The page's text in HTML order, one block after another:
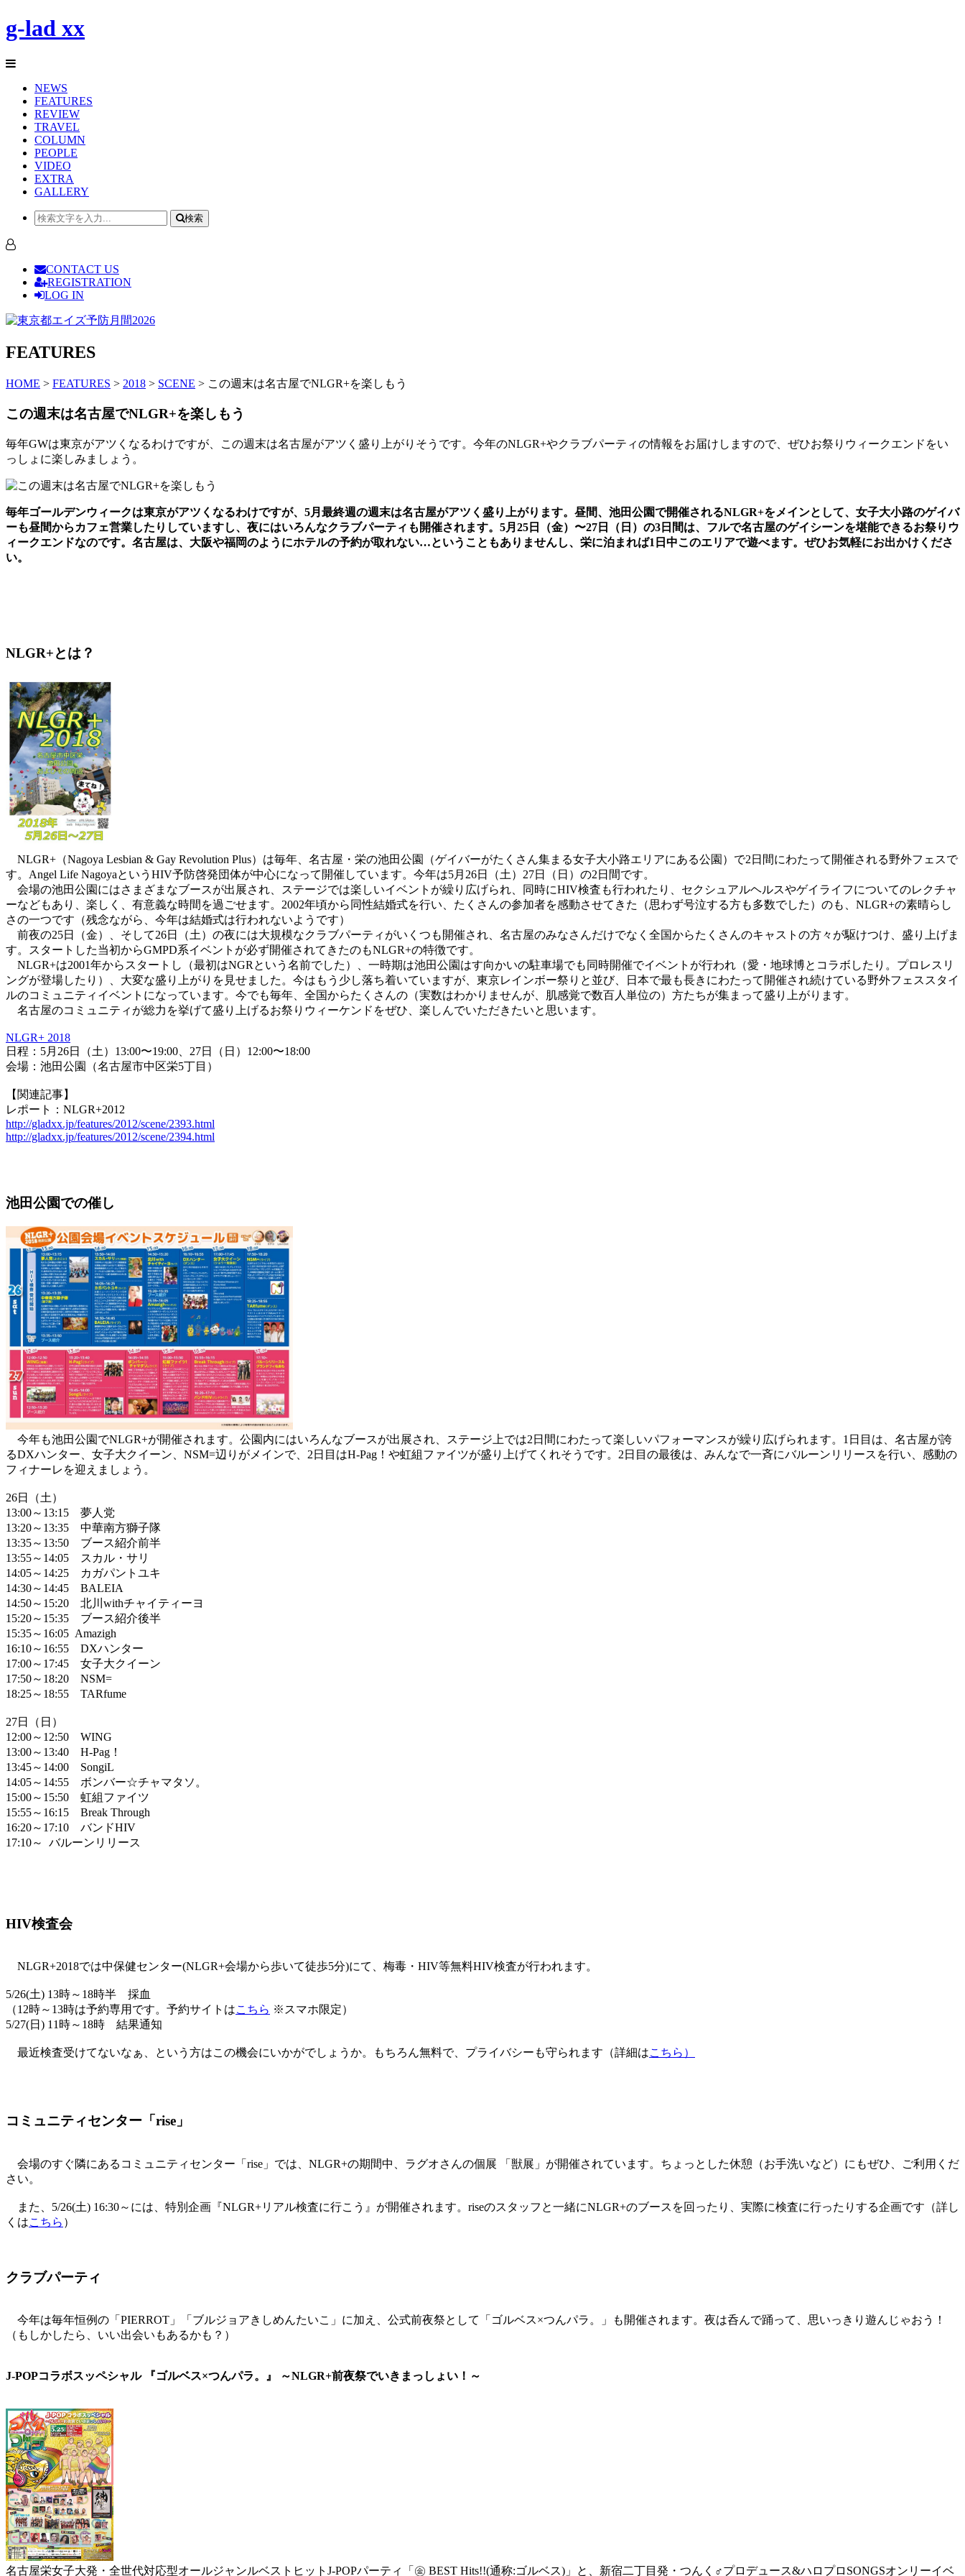
g-lad xx
NEWS
FEATURES
REVIEW
TRAVEL
COLUMN
PEOPLE
VIDEO
EXTRA
GALLERY
検索
CONTACT US
REGISTRATION
LOG IN
FEATURES
HOME > FEATURES > 2018 > SCENE > この週末は名古屋でNLGR+を楽しもう
この週末は名古屋でNLGR+を楽しもう
毎年GWは東京がアツくなるわけですが、この週末は名古屋がアツく盛り上がりそうです。今年のNLGR+やクラブパーティの情報をお届けしますので、ぜひお祭りウィークエンドをい
っしょに楽しみましょう。
毎年ゴールデンウィークは東京がアツくなるわけですが、5月最終週の週末は名古屋がアツく盛り上がります。昼間、池田公園で開催されるNLGR+をメインとして、女子大小路のゲイバ
ーも昼間からカフェ営業したりしていますし、夜にはいろんなクラブパーティも開催されます。5月25日（金）〜27日（日）の3日間は、フルで名古屋のゲイシーンを堪能できるお祭りウ
ィークエンドなのです。名古屋は、大阪や福岡のようにホテルの予約が取れない…ということもありませんし、栄に泊まれば1日中このエリアで遊べます。ぜひお気軽にお出かけくださ
い。
NLGR+とは？
NLGR+（Nagoya Lesbian & Gay Revolution Plus）は毎年、名古屋・栄の池田公園（ゲイバーがたくさん集まる女子大小路エリアにある公園）で2日間にわたって開催される野外フェスで
す。Angel Life NagoyaというHIV予防啓発団体が中心になって開催しています。今年は5月26日（土）27日（日）の2日間です。
会場の池田公園にはさまざまなブースが出展され、ステージでは楽しいイベントが繰り広げられ、同時にHIV検査も行われたり、セクシュアルヘルスやゲイライフについてのレクチャ
ーなどもあり、楽しく、有意義な時間を過ごせます。2002年頃から同性結婚式を行い、たくさんの参加者を感動させてきた（思わず号泣する方も多数でした）のも、NLGR+の素晴らし
さの一つです（残念ながら、今年は結婚式は行われないようです）
前夜の25日（金）、そして26日（土）の夜には大規模なクラブパーティがいくつも開催され、名古屋のみなさんだけでなく全国からたくさんのキャストの方々が駆けつけ、盛り上げま
す。スタートした当初からGMPD系イベントが必ず開催されてきたのもNLGR+の特徴です。
NLGR+は2001年からスタートし（最初はNGRという名前でした）、一時期は池田公園はす向かいの駐車場でも同時開催でイベントが行われ（愛・地球博とコラボしたり。プロレスリ
ングが登場したり）、大変な盛り上がりを見せました。今はもう少し落ち着いていますが、東京レインボー祭りと並び、日本で最も長きにわたって開催され続けている野外フェススタイ
ルのコミュニティイベントになっています。今でも毎年、全国からたくさんの（実数はわかりませんが、肌感覚で数百人単位の）方たちが集まって盛り上がります。
名古屋のコミュニティが総力を挙げて盛り上げるお祭りウィーケンドをぜひ、楽しんでいただきたいと思います。
NLGR+ 2018
日程：5月26日（土）13:00〜19:00、27日（日）12:00〜18:00
会場：池田公園（名古屋市中区栄5丁目）
【関連記事】
レポート：NLGR+2012
http://gladxx.jp/features/2012/scene/2393.html
http://gladxx.jp/features/2012/scene/2394.html
池田公園での催し
今年も池田公園でNLGR+が開催されます。公園内にはいろんなブースが出展され、ステージ上では2日間にわたって楽しいパフォーマンスが繰り広げられます。1日目は、名古屋が誇
るDXハンター、女子大クイーン、NSM=辺りがメインで、2日目はH-Pag！や虹組ファイツが盛り上げてくれそうです。2日目の最後は、みんなで一斉にバルーンリリースを行い、感動の
フィナーレを迎えましょう。
26日（土）
13:00～13:15 夢人党
13:20～13:35 中華南方獅子隊
13:35～13:50 ブース紹介前半
13:55～14:05 スカル・サリ
14:05～14:25 カガパントユキ
14:30～14:45 BALEIA
14:50～15:20 北川withチャイティーヨ
15:20～15:35 ブース紹介後半
15:35～16:05 Amazigh
16:10～16:55 DXハンター
17:00～17:45 女子大クイーン
17:50～18:20 NSM=
18:25～18:55 TARfume
27日（日）
12:00～12:50 WING
13:00～13:40 H-Pag！
13:45～14:00 SongiL
14:05～14:55 ボンバー☆チャマタソ。
15:00～15:50 虹組ファイツ
15:55～16:15 Break Through
16:20～17:10 バンドHIV
17:10～ バルーンリリース
HIV検査会
NLGR+2018では中保健センター(NLGR+会場から歩いて徒歩5分)にて、梅毒・HIV等無料HIV検査が行われます。
5/26(土) 13時～18時半 採血
（12時～13時は予約専用です。予約サイトはこちら ※スマホ限定）
5/27(日) 11時～18時 結果通知
最近検査受けてないなぁ、という方はこの機会にいかがでしょうか。もちろん無料で、プライバシーも守られます（詳細はこちら）
コミュニティセンター「rise」
会場のすぐ隣にあるコミュニティセンター「rise」では、NLGR+の期間中、ラグオさんの個展 「獣展」が開催されています。ちょっとした休憩（お手洗いなど）にもぜひ、ご利用くだ
さい。
また、5/26(土) 16:30～には、特別企画『NLGR+リアル検査に行こう』が開催されます。riseのスタッフと一緒にNLGR+のブースを回ったり、実際に検査に行ったりする企画です（詳し
くはこちら ）
クラブパーティ
今年は毎年恒例の「PIERROT」「ブルジョアきしめんたいこ」に加え、公式前夜祭として「ゴルベス×つんパラ。」も開催されます。夜は呑んで踊って、思いっきり遊んじゃおう！
（もしかしたら、いい出会いもあるかも？）
J-POPコラボスッペシャル 『ゴルベス×つんパラ。』 ～NLGR+前夜祭でいきまっしょい！～
名古屋栄女子大発・全世代対応型オールジャンルベストヒットJ-POPパーティ「㊎ BEST Hits!!(通称:ゴルベス)」と、新宿二丁目発・つんく♂プロデュース&ハロプロSONGSオンリーイベ